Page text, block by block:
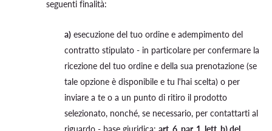
seguenti finalità:
a) esecuzione del tuo ordine e adempimento del
contratto stipulato - in particolare per confermare la
ricezione del tuo ordine e della sua prenotazione (se
tale opzione è disponibile e tu l'hai scelta) o per
inviare a te o a un punto di ritiro il prodotto
selezionato, nonché, se necessario, per contattarti al
riguardo - base giuridica: art. 6, par. 1, lett. b) del